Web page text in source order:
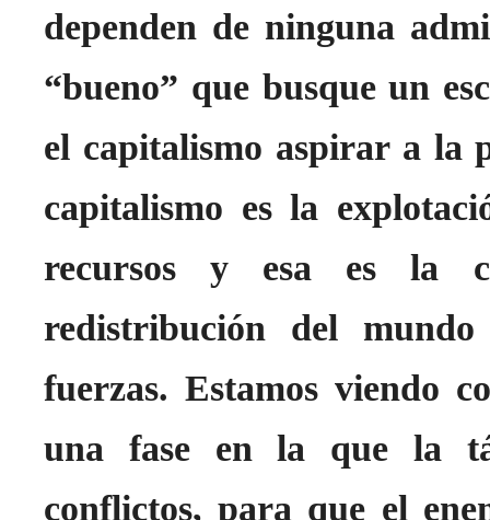
dependen de ninguna
“bueno” que busque un
el capitalismo aspirar a la
capitalismo es la
recursos y esa es la
redistribución del
fuerzas. Estamos viendo
una fase en la que la
conflictos, para que el